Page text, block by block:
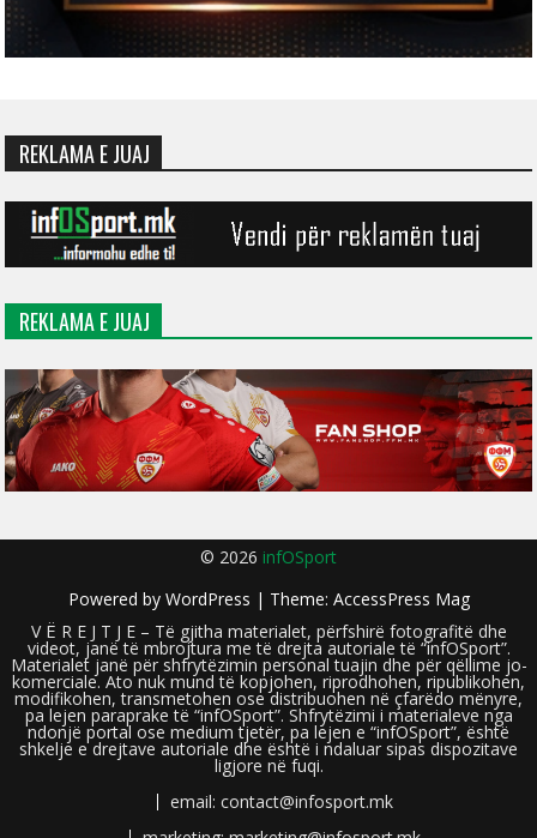
REKLAMA E JUAJ
REKLAMA E JUAJ
© 2026 infOSport
Powered by WordPress | Theme: AccessPress Mag
V Ë R E J T J E – Të gjitha materialet, përfshirë fotografitë dhe
videot, janë të mbrojtura me të drejta autoriale të “infOSport”.
Materialet janë për shfrytëzimin personal tuajin dhe për qëllime jo-
komerciale. Ato nuk mund të kopjohen, riprodhohen, ripublikohen,
modifikohen, transmetohen ose distribuohen në çfarëdo mënyre,
pa lejen paraprake të “infOSport”. Shfrytëzimi i materialeve nga
ndonjë portal ose medium tjetër, pa lejen e “infOSport”, është
shkelje e drejtave autoriale dhe është i ndaluar sipas dispozitave
ligjore në fuqi.
email: contact@infosport.mk